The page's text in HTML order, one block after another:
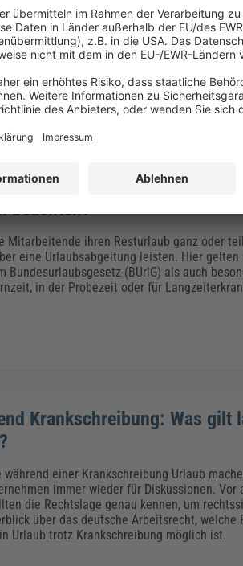
31. Mai 2026 finden die nächsten
sich häufig die Frage, bei welchen
Wann kann der Rat vollumfänglich
Verstoß gegen diese Rechte?
bei Kündigung: Was
beachten?
Mitarbeitende ihren Resturlaub ganz oder
eine Urlaubsabgeltung leisten. Hier
Bundesurlaubsgesetz (BUrlG) als auch
in der Probezeit oder für
Krankschreibung: Was gilt
einer Krankschreibung Urlaub
immer wieder für Diskussionen.
die Rechtslage genau kennen, um
über das deutsche Arbeitsrecht,
Urlaub trotz Krankschreibung möglich ist.